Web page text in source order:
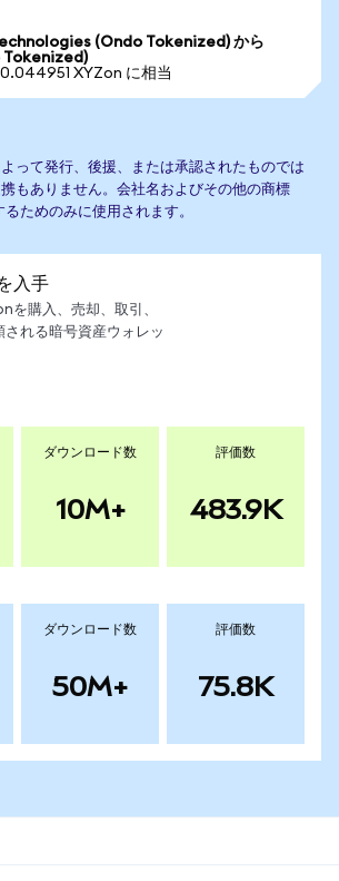
(Ondo Tokenized) から
Tokenized)
XYZon に相当
って発行、後援、または承認されたものでは
もありません。会社名およびその他の商標
ためのみに使用されます。
入手
購入、売却、取引、
される暗号資産ウォレッ
ダウンロード数
10M+
評価数
483.9K
ダウンロード数
50M+
評価数
75.8K